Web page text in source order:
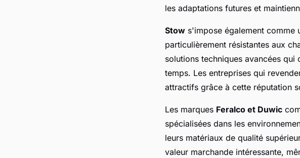
les adaptations futures et
Stow s'impose également comme
particulièrement résistantes aux
solutions techniques avancées
temps. Les entreprises qui
attractifs grâce à cette réputation
Les marques Feralco et Duwic
spécialisées dans les
leurs matériaux de qualité
valeur marchande intéressante,